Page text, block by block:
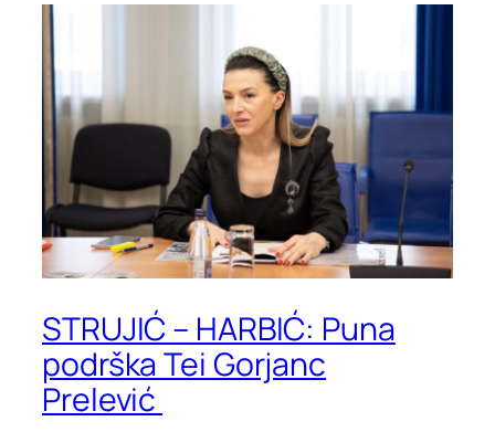
STRUJIĆ – HARBIĆ: Puna
podrška Tei Gorjanc
Prelević